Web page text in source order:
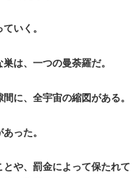
いく。
は、一つの曼荼羅だ。
に、全宇宙の縮図がある。
った。
や、罰金によって保たれて